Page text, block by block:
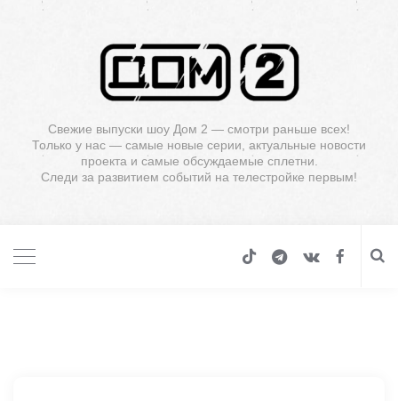
Свежие выпуски шоу Дом 2 — смотри раньше всех!
Только у нас — самые новые серии, актуальные новости
проекта и самые обсуждаемые сплетни.
Следи за развитием событий на телестройке первым!